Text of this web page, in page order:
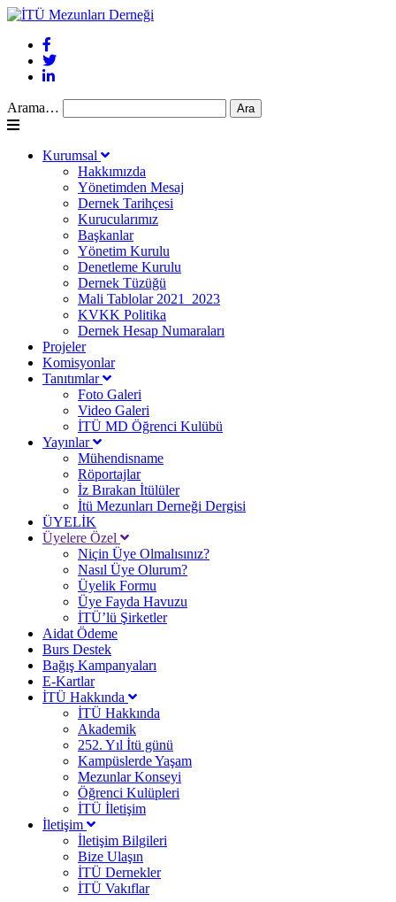
Arama…
Kurumsal
Hakkımızda
Yönetimden Mesaj
Dernek Tarihçesi
Kurucularımız
Başkanlar
Yönetim Kurulu
Denetleme Kurulu
Dernek Tüzüğü
Mali Tablolar 2021_2023
KVKK Politika
Dernek Hesap Numaraları
Projeler
Komisyonlar
Tanıtımlar
Foto Galeri
Video Galeri
İTÜ MD Öğrenci Kulübü
Yayınlar
Mühendisname
Röportajlar
İz Bırakan İtülüler
İtü Mezunları Derneği Dergisi
ÜYELİK
Üyelere Özel
Niçin Üye Olmalısınız?
Nasıl Üye Olurum?
Üyelik Formu
Üye Fayda Havuzu
İTÜ’lü Şirketler
Aidat Ödeme
Burs Destek
Bağış Kampanyaları
E-Kartlar
İTÜ Hakkında
İTÜ Hakkında
Akademik
252. Yıl İtü günü
Kampüslerde Yaşam
Mezunlar Konseyi
Öğrenci Kulüpleri
İTÜ İletişim
İletişim
İletişim Bilgileri
Bize Ulaşın
İTÜ Dernekler
İTÜ Vakıflar